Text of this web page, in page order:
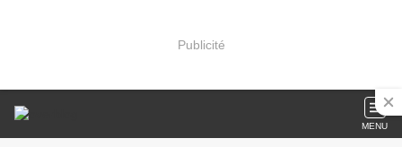
Publicité
MENU